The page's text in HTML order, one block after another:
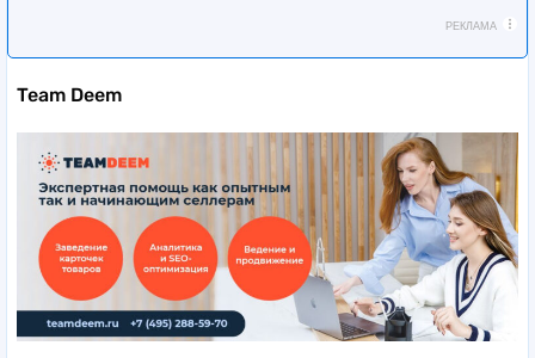
РЕКЛАМА
Team Deem